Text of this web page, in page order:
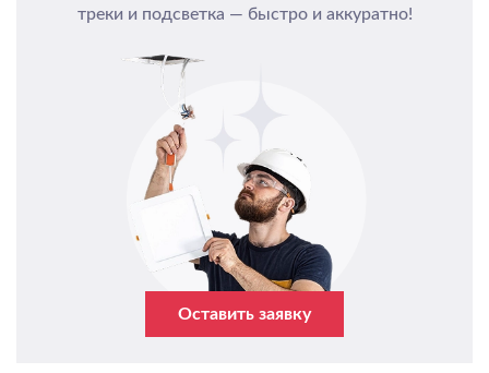
треки и подсветка — быстро и аккуратно!
Оставить заявку